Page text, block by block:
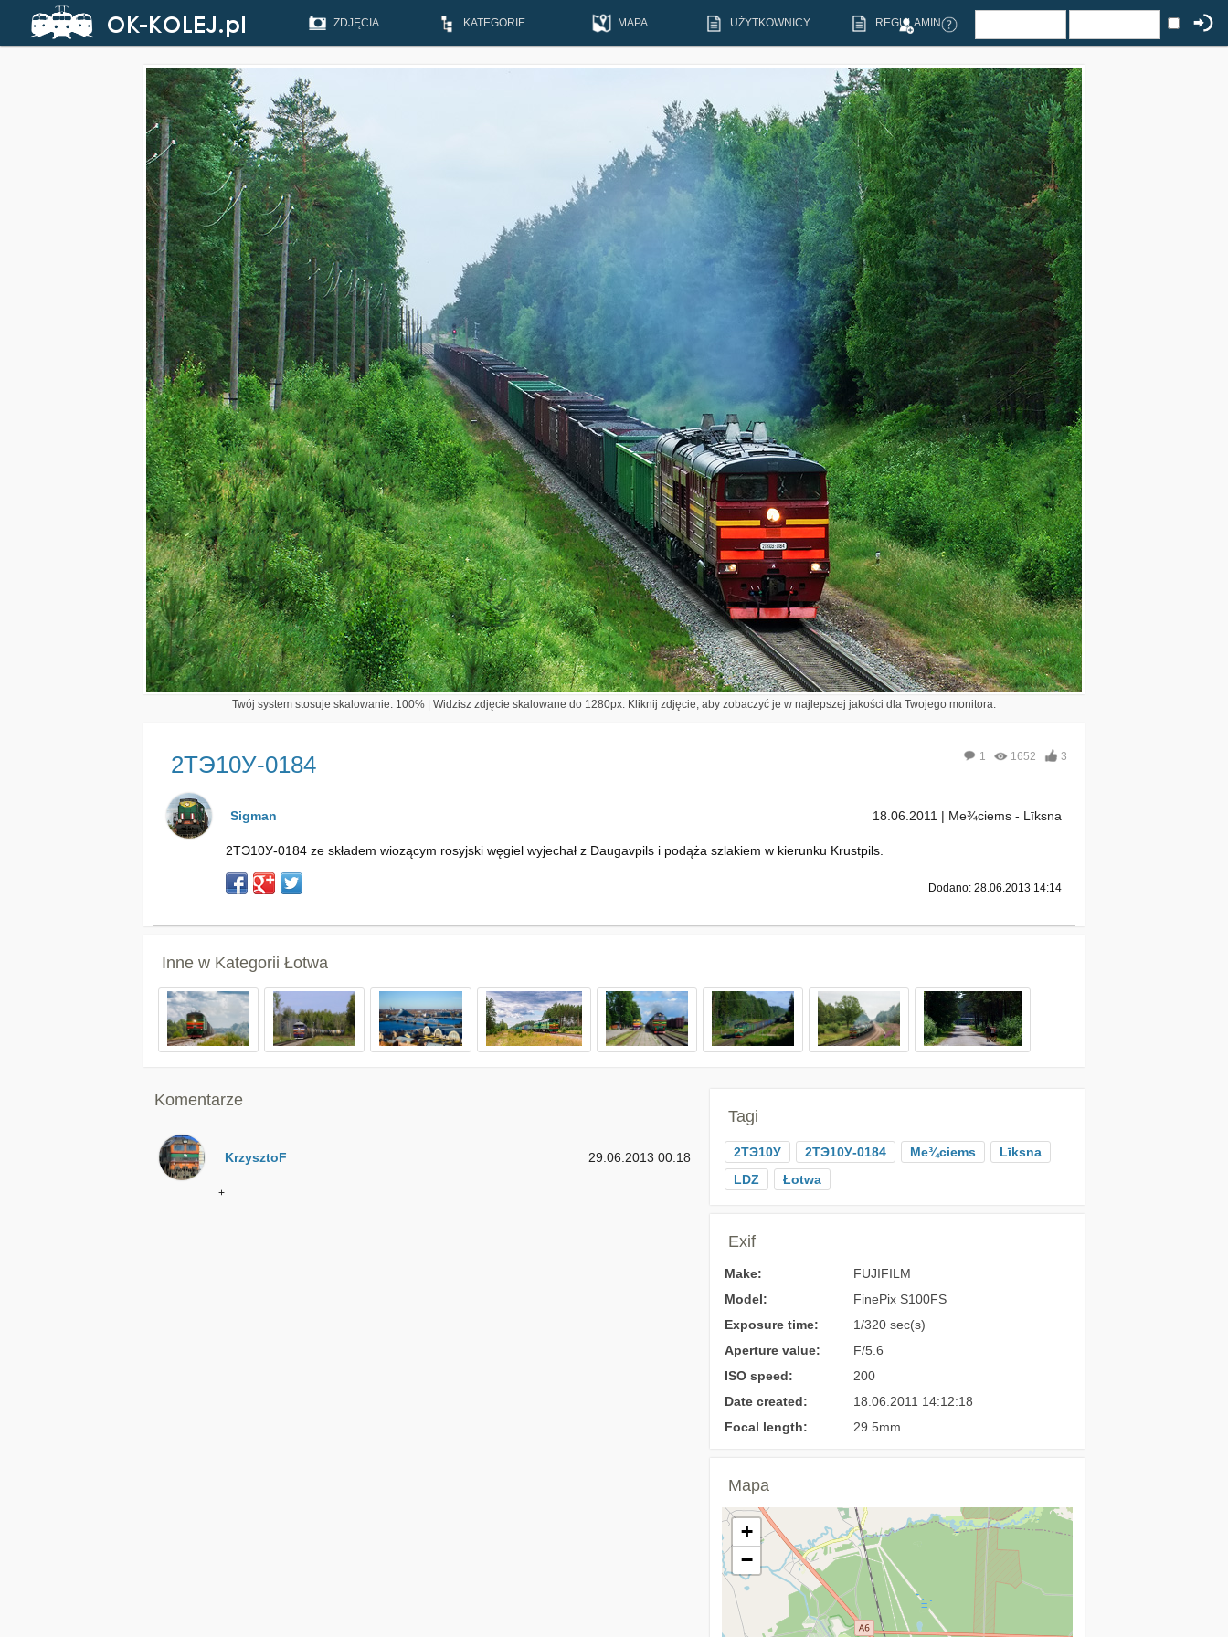
ZDJĘCIA KATEGORIE MAPA UŻYTKOWNICY REGULAMIN
Twój system stosuje skalowanie: 100% | Widzisz zdjęcie skalowane do 1280px. Kliknij zdjęcie, aby zobaczyć je w najlepszej jakości dla Twojego monitora.
2ТЭ10У-0184 1 1652 3
Sigman 18.06.2011 | Me¾ciems - Līksna
2ТЭ10У-0184 ze składem wiozącym rosyjski węgiel wyjechał z Daugavpils i podąża szlakiem w kierunku Krustpils.
Dodano: 28.06.2013 14:14
Inne w Kategorii Łotwa
Komentarze
KrzysztoF 29.06.2013 00:18
+
Tagi
2ТЭ10У 2ТЭ10У-0184 Me¾ciems
Līksna
LDZ
Łotwa
Exif
Make:
FUJIFILM
Model:
FinePix S100FS
Exposure time:
1/320 sec(s)
Aperture value:
F/5.6
ISO speed:
200
Date created:
18.06.2011 14:12:18
Focal length:
29.5mm
Mapa
+
−